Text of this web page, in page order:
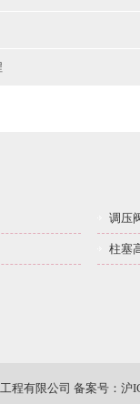
调压
柱塞
程有限公司 备案号：沪